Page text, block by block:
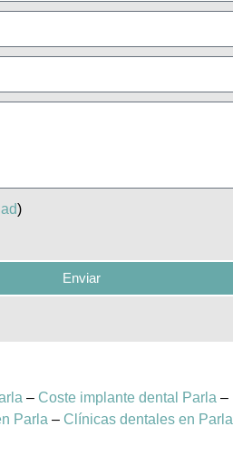
)
Enviar
– Coste implante dental Parla –
Parla – Clínicas dentales en Parla